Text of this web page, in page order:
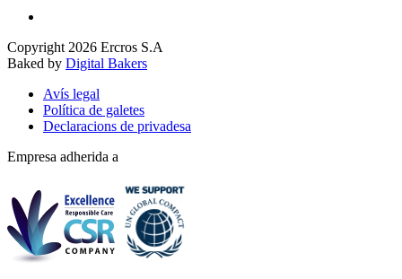
Copyright 2026 Ercros S.A
Baked by Digital Bakers
Avís legal
Política de galetes
Declaracions de privadesa
Empresa adherida a